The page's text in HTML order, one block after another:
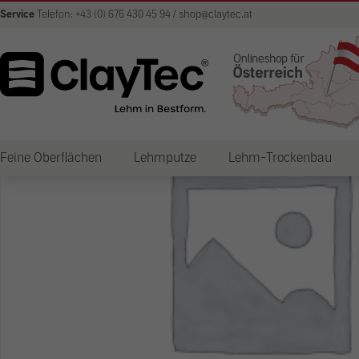
Service Telefon: +43 (0) 676 430 45 94 / shop@claytec.at
Feine Oberflächen Lehmputze Lehm-Trockenbau